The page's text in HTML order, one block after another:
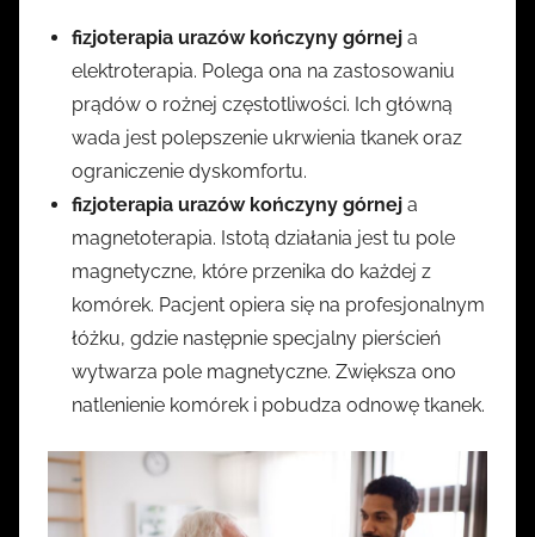
fizjoterapia urazów kończyny górnej a
elektroterapia. Polega ona na zastosowaniu
prądów o rożnej częstotliwości. Ich główną
wada jest polepszenie ukrwienia tkanek oraz
ograniczenie dyskomfortu.
fizjoterapia urazów kończyny górnej a
magnetoterapia. Istotą działania jest tu pole
magnetyczne, które przenika do każdej z
komórek. Pacjent opiera się na profesjonalnym
łóżku, gdzie następnie specjalny pierścień
wytwarza pole magnetyczne. Zwiększa ono
natlenienie komórek i pobudza odnowę tkanek.